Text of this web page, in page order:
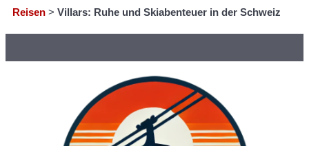
Reisen > Villars: Ruhe und Skiabenteuer in der Schweiz